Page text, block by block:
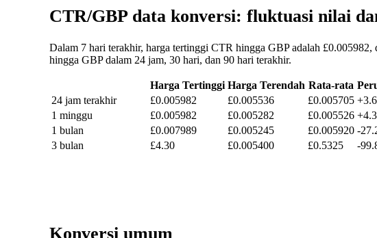
CTR/GBP data konversi: fluktuasi nilai
Dalam 7 hari terakhir, harga tertinggi CTR hingga GBP adalah
hingga GBP dalam 24 jam, 30 hari, dan 90 hari terakhir.
Harga Tertinggi Harga Terendah Rata-rata
24 jam terakhir
£0.005982 £0.005536 £0.005705
1 minggu
£0.005982 £0.005282 £0.005526
1 bulan
£0.007989 £0.005245 £0.005920 -
3 bulan
£4.30 £0.005400 £0.5325 -
Konversi umum